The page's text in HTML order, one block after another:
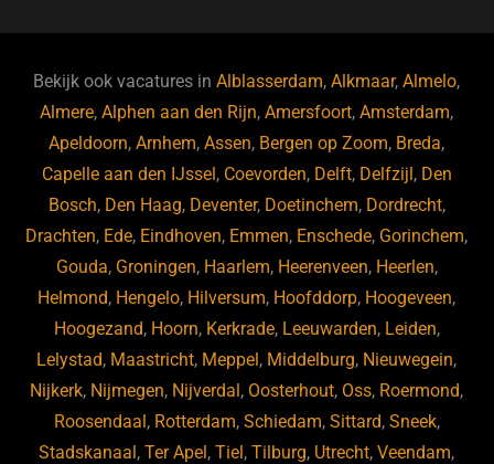
b
o
o
k
ky dI
n
Bekijk ook vacatures inAlblasserdam,Alkmaar,Almelo,
Almere,Alphen aan den Rijn,Amersfoort,Amsterdam,
Apeldoorn,Arnhem,Assen, Bergen op Zoom, Breda,
Capelle aan den IJssel , Coevorden, Delft, Delfzijl , Den
Bosch, Den Haag, Deventer, Doetinchem, Dordrecht,
Drachten, Ede, Eindhoven, Emmen, Enschede, Gorinchem,
Gouda, Groningen, Haarlem, Heerenveen, Heerlen,
Helmond, Hengelo, Hilversum, Hoofddorp, Hoogeveen,
Hoogezand, Hoorn, Kerkrade, Leeuwarden, Leiden,
Lelystad, Maastricht, Meppel , Middelburg, Nieuwegein,
Nijkerk, Nijmegen, Nijverdal , Oosterhout, Oss, Roermond,
Roosendaal , Rotterdam, Schiedam, Sittard, Sneek,
Stadskanaal ,Ter Apel ,Tiel ,Tilburg, Utrecht,Veendam,